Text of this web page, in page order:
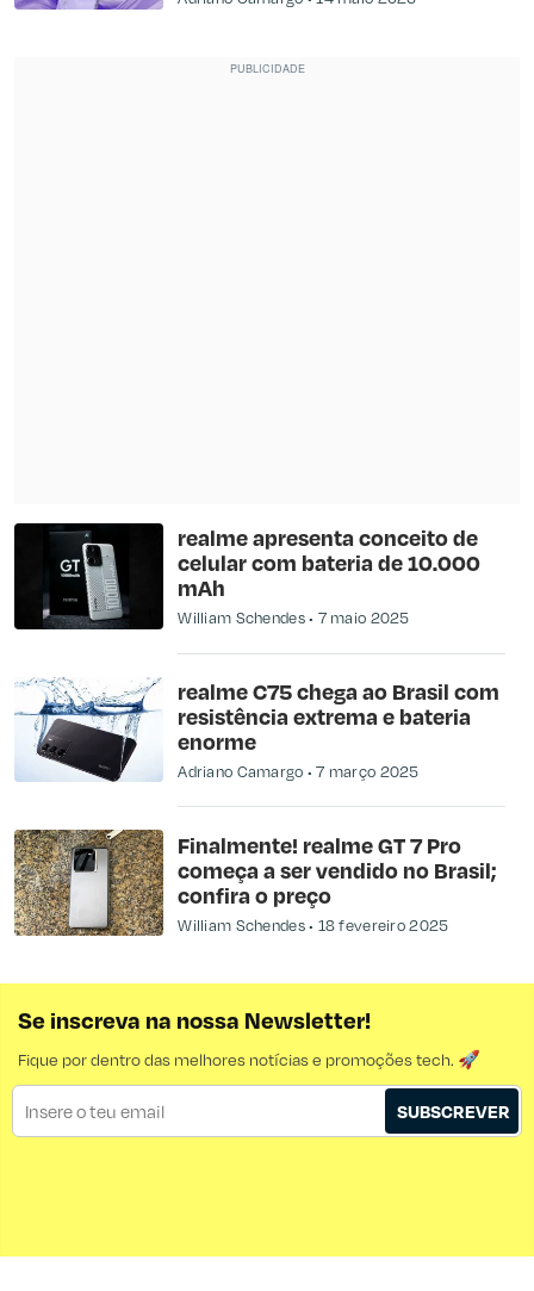
realme apresenta conceito de
celular com bateria de 10.000
mAh
William Schendes 7 maio 2025
realme C75 chega ao Brasil com
resistência extrema e bateria
enorme
Adriano Camargo 7 março 2025
Finalmente! realme GT 7 Pro
começa a ser vendido no Brasil;
confira o preço
William Schendes 18 fevereiro 2025
Se inscreva na nossa Newsletter!
Fique por dentro das melhores notícias e promoções tech. 🚀
SUBSCREVER